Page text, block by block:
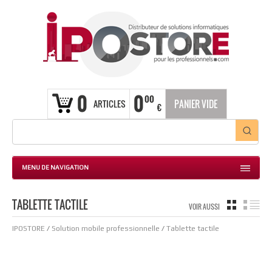
0 ARTICLES 000
€ PANIER VIDE
MENU DE NAVIGATION
TABLETTE TACTILE VOIR AUSSI GRILLE
IPOSTORE / Solution mobile professionnelle / Tablette tactile